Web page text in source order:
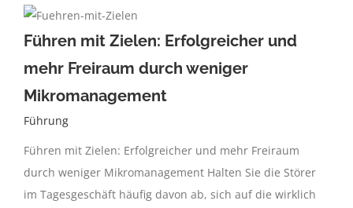
Führen mit Zielen: Erfolgreicher und
mehr Freiraum durch weniger
Mikromanagement
Führung
Führen mit Zielen: Erfolgreicher und mehr Freiraum
durch weniger Mikromanagement Halten Sie die Störer
im Tagesgeschäft häufig davon ab, sich auf die wirklich